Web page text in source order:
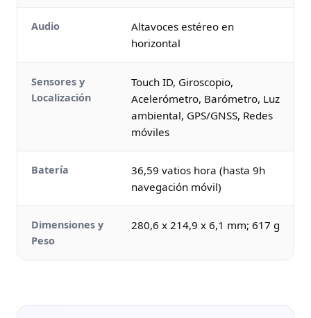
Audio
Altavoces estéreo en
horizontal
Sensores y
Localización
Touch ID, Giroscopio,
Acelerómetro, Barómetro, Luz
ambiental, GPS/GNSS, Redes
móviles
Batería
36,59 vatios hora (hasta 9h
navegación móvil)
Dimensiones y
Peso
280,6 x 214,9 x 6,1 mm; 617 g